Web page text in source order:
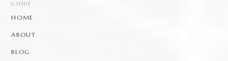
GUIDE
HOME
ABOUT
BLOG